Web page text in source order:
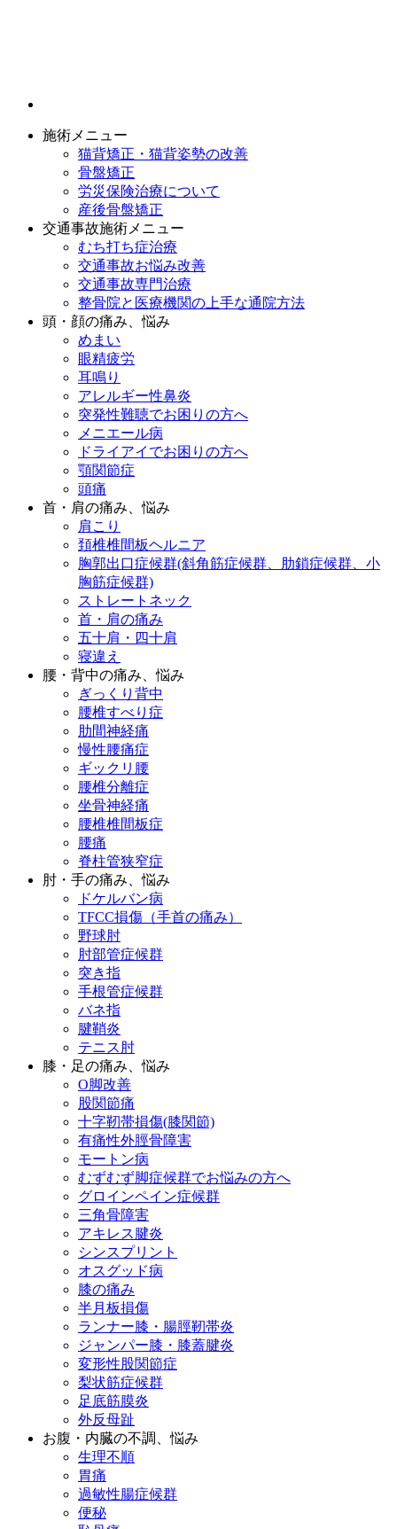
施術メニュー
猫背矯正・猫背姿勢の改善
骨盤矯正
労災保険治療について
産後骨盤矯正
交通事故施術メニュー
むち打ち症治療
交通事故お悩み改善
交通事故専門治療
整骨院と医療機関の上手な通院方法
頭・顔の痛み、悩み
めまい
眼精疲労
耳鳴り
アレルギー性鼻炎
突発性難聴でお困りの方へ
メニエール病
ドライアイでお困りの方へ
顎関節症
頭痛
首・肩の痛み、悩み
肩こり
頚椎椎間板ヘルニア
胸郭出口症候群(斜角筋症候群、肋鎖症候群、小
胸筋症候群)
ストレートネック
首・肩の痛み
五十肩・四十肩
寝違え
腰・背中の痛み、悩み
ぎっくり背中
腰椎すべり症
肋間神経痛
慢性腰痛症
ギックリ腰
腰椎分離症
坐骨神経痛
腰椎椎間板症
腰痛
脊柱管狭窄症
肘・手の痛み、悩み
ドケルバン病
TFCC損傷（手首の痛み）
野球肘
肘部管症候群
突き指
手根管症候群
バネ指
腱鞘炎
テニス肘
膝・足の痛み、悩み
O脚改善
股関節痛
十字靭帯損傷(膝関節)
有痛性外脛骨障害
モートン病
むずむず脚症候群でお悩みの方へ
グロインペイン症候群
三角骨障害
アキレス腱炎
シンスプリント
オスグッド病
膝の痛み
半月板損傷
ランナー膝・腸脛靭帯炎
ジャンパー膝・膝蓋腱炎
変形性股関節症
梨状筋症候群
足底筋膜炎
外反母趾
お腹・内臓の不調、悩み
生理不順
胃痛
過敏性腸症候群
便秘